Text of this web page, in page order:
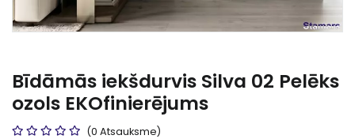
Bīdāmās iekšdurvis Silva 02 Pelēks
ozols EKOfinierējums
(0 Atsauksme)